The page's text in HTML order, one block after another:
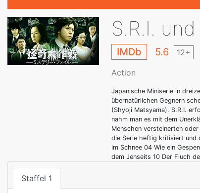
S.R.I.
IMDb 5.6 12+
Action
Japanische Miniserie in
übernatürlichen Gegnern
(Shyoji Matsyama). S.R.I.
nahm man es mit dem
Menschen versteinerten
die Serie heftig kritisiert und
im Schnee 04 Wie ein
dem Jenseits 10 Der Fluch
Staffel 1